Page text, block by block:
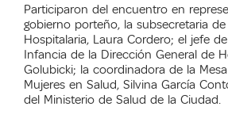
Participaron del encuentro en
gobierno porteño, la subsecretaria
Hospitalaria, Laura Cordero; el jefe
Infancia de la Dirección General de
Golubicki; la coordinadora de la
Mujeres en Salud, Silvina García
del Ministerio de Salud de la Ciudad.